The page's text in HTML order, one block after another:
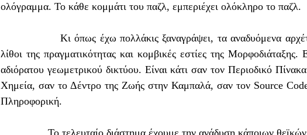
ολόγραμμα. Το κάθε κομμάτι του παζλ, εμπεριέχει ολόκληρο το παζλ.
λίθοι της πραγματικότητας και κομβικές εστίες της Μορφοδιάταξης.
αδιόρατου γεωμετρικού δικτύου. Είναι κάτι σαν τον Περιοδικό
Χημεία, σαν το Δέντρο της Ζωής στην Καμπαλά, σαν τον Source
Πληροφορική.